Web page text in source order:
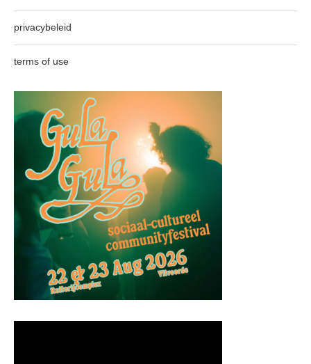
privacybeleid
terms of use